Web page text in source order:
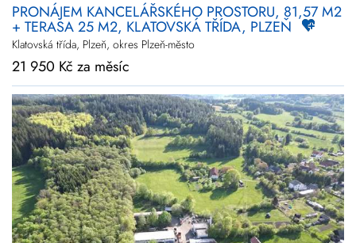
PRONÁJEM KANCELÁŘSKÉHO PROSTORU, 81,57 M2
+ TERASA 25 M2, KLATOVSKÁ TŘÍDA, PLZEŇ
Klatovská třída, Plzeň, okres Plzeň-město
21 950 Kč za měsíc